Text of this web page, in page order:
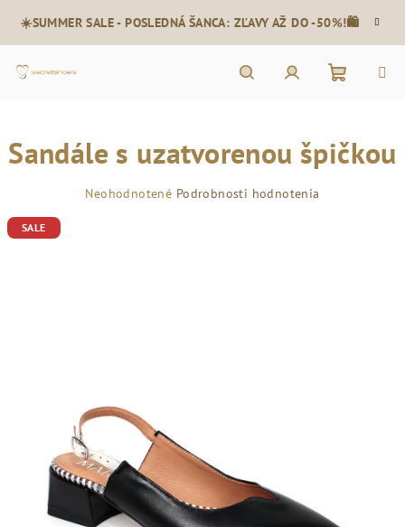
obsah
☀️SUMMER SALE - POSLEDNÁ ŠANCA: ZĽAVY AŽ DO -50%!🛍️
košík
Sandále s uzatvorenou špičkou
Priemerné
Neohodnotené Podrobnosti hodnotenia
SALE